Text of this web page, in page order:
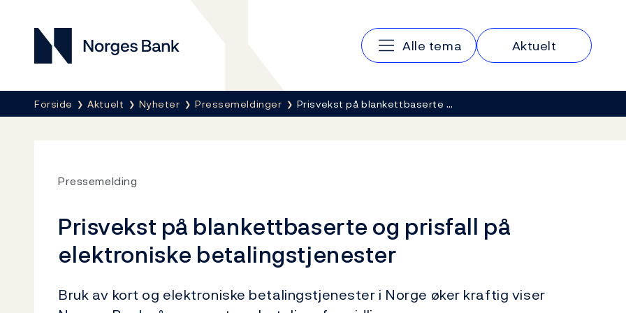
Norges Bank
Hovedmeny
Alle tema Aktuelt
Her er du nå:
Forside Aktuelt Nyheter Pressemeldinger Prisvekst på blankettbaserte …
Pressemelding
Prisvekst på blankettbaserte og prisfall på
elektroniske betalingstjenester
Bruk av kort og elektroniske betalingstjenester i Norge øker kraftig viser